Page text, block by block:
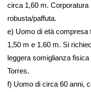
circa 1,60 m. Corporatura
robusta/paffuta.
e) Uomo di età compresa
1,50 m e 1.60 m. Si
leggera somiglianza
Torres.
f) Uomo di circa 60 anni,